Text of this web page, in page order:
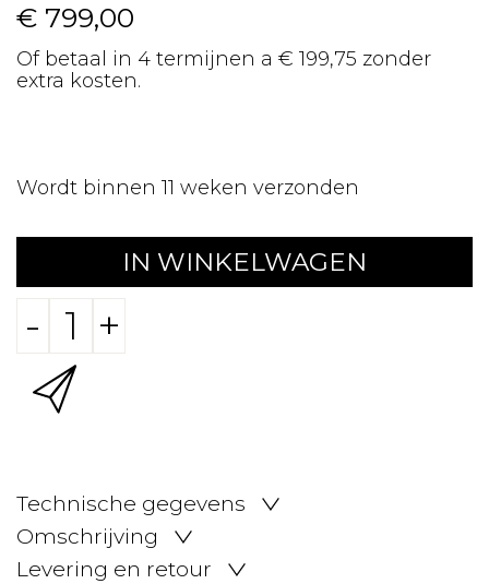
€ 799,00
Of betaal in 4 termijnen a € 199,75 zonder
extra kosten.
Wordt binnen 11 weken verzonden
IN WINKELWAGEN
- +
Technische gegevens
Omschrijving
Levering en retour